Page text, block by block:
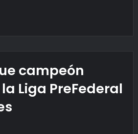
campeón
Liga PreFederal